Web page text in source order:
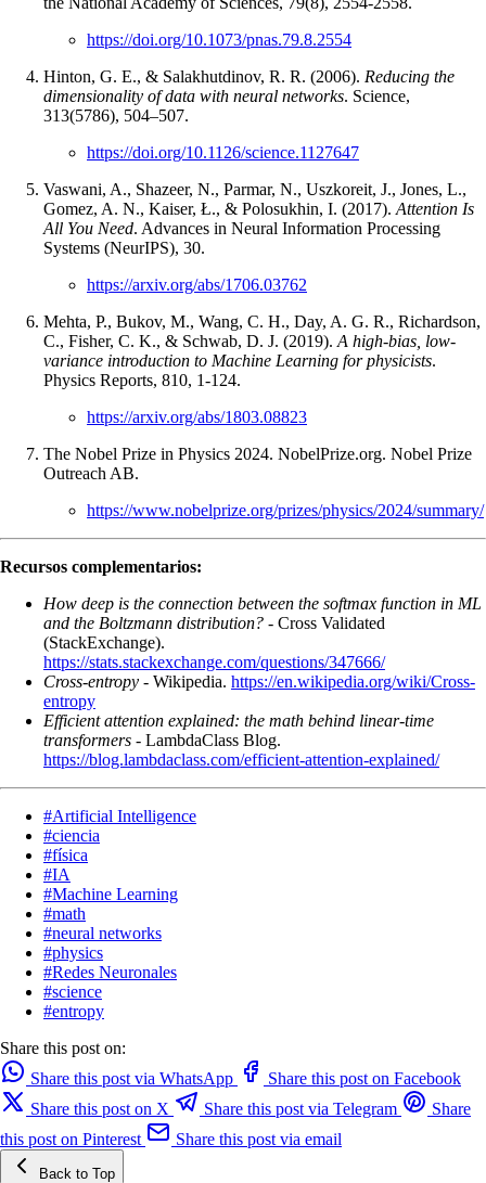
https://doi.org/10.1073/pnas.79.8.2554
Hinton, G. E., & Salakhutdinov, R. R. (2006). Reducing the
dimensionality of data with neural networks. Science,
313(5786), 504–507.
https://doi.org/10.1126/science.1127647
Vaswani, A., Shazeer, N., Parmar, N., Uszkoreit, J., Jones, L.,
Gomez, A. N., Kaiser, Ł., & Polosukhin, I. (2017). Attention Is
All You Need. Advances in Neural Information Processing
Systems (NeurIPS), 30.
https://arxiv.org/abs/1706.03762
Mehta, P., Bukov, M., Wang, C. H., Day, A. G. R., Richardson,
C., Fisher, C. K., & Schwab, D. J. (2019). A high-bias, low-
variance introduction to Machine Learning for physicists.
Physics Reports, 810, 1-124.
https://arxiv.org/abs/1803.08823
The Nobel Prize in Physics 2024. NobelPrize.org. Nobel Prize
Outreach AB.
https://www.nobelprize.org/prizes/physics/2024/summary/
Recursos complementarios:
How deep is the connection between the softmax function in ML
and the Boltzmann distribution? - Cross Validated
(StackExchange).
https://stats.stackexchange.com/questions/347666/
Cross-entropy - Wikipedia. https://en.wikipedia.org/wiki/Cross-
entropy
Efficient attention explained: the math behind linear-time
transformers - LambdaClass Blog.
https://blog.lambdaclass.com/efficient-attention-explained/
#Artificial Intelligence
#ciencia
#física
#IA
#Machine Learning
#math
#neural networks
#physics
#Redes Neuronales
#science
#entropy
Share this post on:
Share this post via WhatsApp
Share this post on Facebook
Share this post on X
Share this post via Telegram
Share
this post on Pinterest
Share this post via email
Back to Top